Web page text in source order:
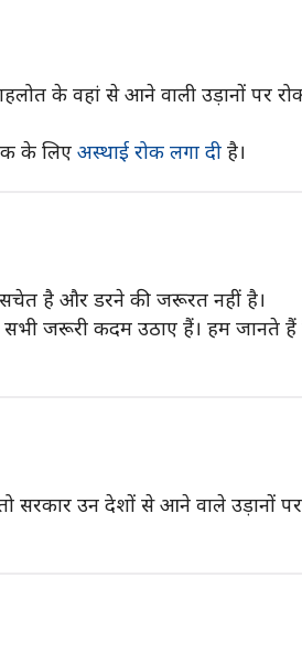
के वहां से आने वाली उड़ानों पर
के लिए अस्थाई रोक लगा दी है।
सचेत है और डरने की जरूरत नहीं है।
सभी जरूरी कदम उठाए हैं। हम जानते
सरकार उन देशों से आने वाले उड़ानों